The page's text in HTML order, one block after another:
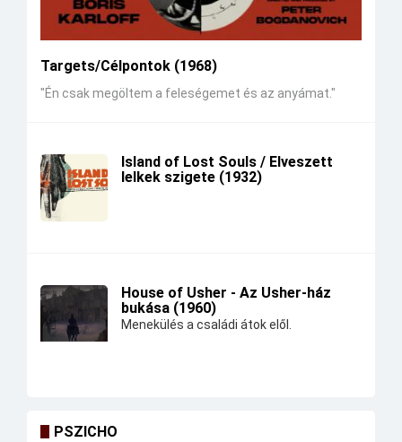
Targets/Célpontok (1968)
"Én csak megöltem a feleségemet és az anyámat."
Island of Lost Souls / Elveszett
lelkek szigete (1932)
House of Usher - Az Usher-ház
bukása (1960)
Menekülés a családi átok elől.
PSZICHO